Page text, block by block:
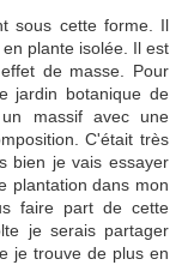
sous cette forme. Il
plante isolée. Il est
de masse. Pour
jardin botanique de
massif avec une
C'était très
bien je vais essayer
plantation dans mon
faire part de cette
je serais partager
je trouve de plus en